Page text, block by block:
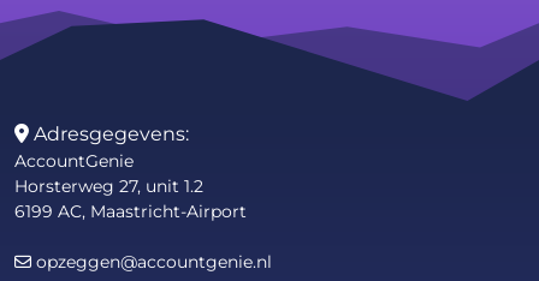
Adresgegevens:
AccountGenie
Horsterweg 27, unit 1.2
6199 AC, Maastricht-Airport
opzeggen@accountgenie.nl